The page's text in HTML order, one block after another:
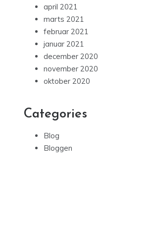
april 2021
marts 2021
februar 2021
januar 2021
december 2020
november 2020
oktober 2020
Categories
Blog
Bloggen